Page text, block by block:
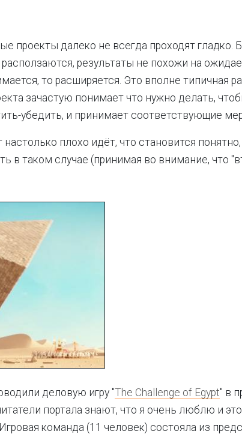
проекты далеко не всегда проходят гладко.
результаты не похожи на
то расширяется. Это вполне типичная
зачастую понимает что нужно делать,
убедить, и принимает соответствующие
настолько плохо идёт, что становится
в таком случае (принимая во внимание, что
деловую игру "The Challenge of Egypt" в
портала знают, что я очень люблю и
команда (11 человек) состояла из